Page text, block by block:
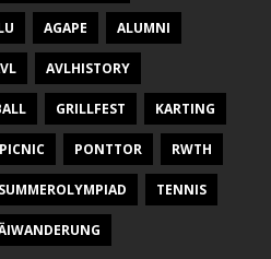
AGAPE ALUMNI
AVLHISTORY
GRILLFEST KARTING
PICNIC PONTTOR RWTH
SUMMEROLYMPIAD TENNIS